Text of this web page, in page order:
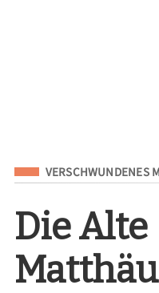
Eingeordnet unter
VERSCHWUNDENES
Die Alte